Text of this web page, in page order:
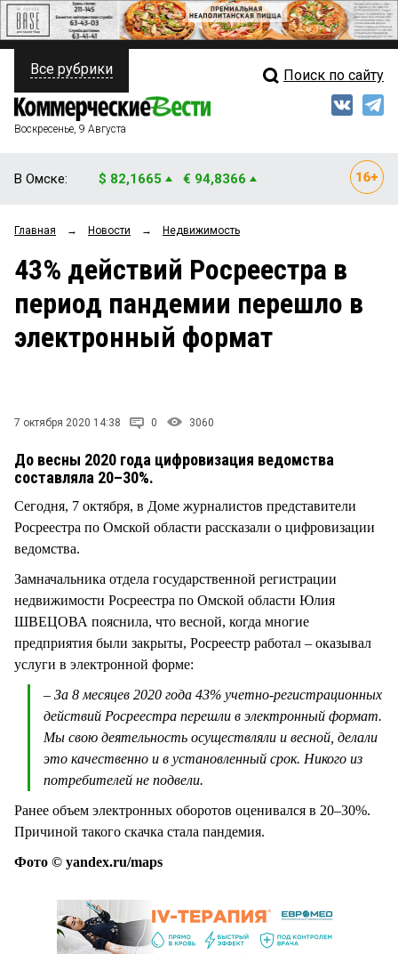
ПОЛИТИКА
ФИНАНСЫ
ОБЩЕСТВО
ЗАКОН
НОВОСТИ КОМПАНИЙ
Свежий выпуск
Мнения
Рейтинги
Блоги
Архив
Все рубрики Поиск по сайту
Воскресенье, 9 Августа
В Омске: $ 82,1665 € 94,8366
Главная → Новости → Недвижимость
43% действий Росреестра в
период пандемии перешло в
электронный формат
7 октября 2020 14:38 0 3060
До весны 2020 года цифровизация ведомства
составляла 20–30%.
Сегодня, 7 октября, в Доме журналистов представители
Росреестра по Омской области рассказали о цифровизации
ведомства.
Замначальника отдела государственной регистрации
недвижимости Росреестра по Омской области Юлия
ШВЕЦОВА пояснила, что весной, когда многие
предприятия были закрыты, Росреестр работал – оказывал
услуги в электронной форме:
– За 8 месяцев 2020 года 43% учетно-регистрационных
действий Росреестра перешли в электронный формат.
Мы свою деятельность осуществляли и весной, делали
это качественно и в установленный срок. Никого из
потребителей не подвели.
Ранее объем электронных оборотов оценивался в 20–30%.
Причиной такого скачка стала пандемия.
Фото © yandex.ru/maps